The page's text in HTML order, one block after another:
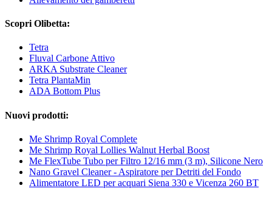
Scopri Olibetta:
Tetra
Fluval Carbone Attivo
ARKA Substrate Cleaner
Tetra PlantaMin
ADA Bottom Plus
Nuovi prodotti:
Me Shrimp Royal Complete
Me Shrimp Royal Lollies Walnut Herbal Boost
Me FlexTube Tubo per Filtro 12/16 mm (3 m), Silicone Nero
Nano Gravel Cleaner - Aspiratore per Detriti del Fondo
Alimentatore LED per acquari Siena 330 e Vicenza 260 BT